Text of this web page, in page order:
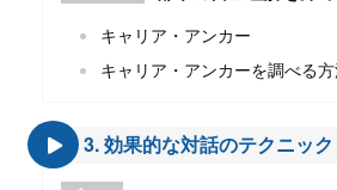
キャリア・アンカー
キャリア・アンカーを調べる
3. 効果的な対話のテクニック